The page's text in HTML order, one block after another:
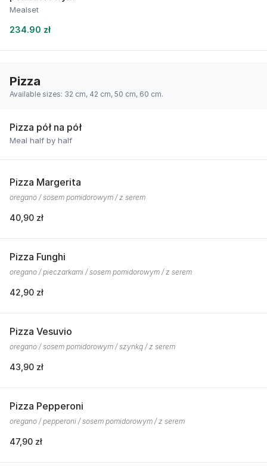
Mealset
234.90 zł
Pizza
Available sizes: 32 cm, 42 cm, 50 cm, 60 cm.
Pizza pół na pół
Meal half by half
Pizza Margerita
oregano / sosem pomidorowym / z serem
40,90 zł
Pizza Funghi
oregano / pieczarkami / sosem pomidorowym / z serem
42,90 zł
Pizza Vesuvio
oregano / sosem pomidorowym / szynką / z serem
43,90 zł
Pizza Pepperoni
oregano / pepperoni / sosem pomidorowym / z serem
47,90 zł